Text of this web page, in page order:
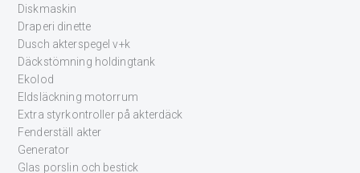
Diskmaskin
Draperi dinette
Dusch akterspegel v+k
Däckstömning holdingtank
Ekolod
Eldsläckning motorrum
Extra styrkontroller på akterdäck
Fenderställ akter
Generator
Glas porslin och bestick